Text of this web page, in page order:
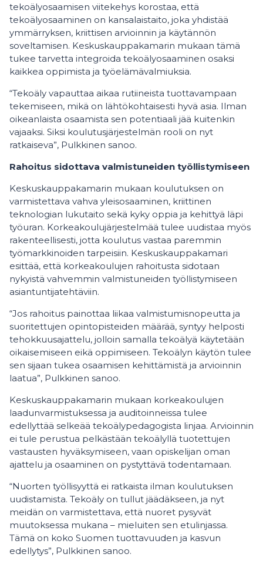
tekoälyosaamisen viitekehys korostaa, että
tekoälyosaaminen on kansalaistaito, joka yhdistää
ymmärryksen, kriittisen arvioinnin ja käytännön
soveltamisen. Keskuskauppakamarin mukaan tämä
tukee tarvetta integroida tekoälyosaaminen osaksi
kaikkea oppimista ja työelämävalmiuksia.
“Tekoäly vapauttaa aikaa rutiineista tuottavampaan
tekemiseen, mikä on lähtökohtaisesti hyvä asia. Ilman
oikeanlaista osaamista sen potentiaali jää kuitenkin
vajaaksi. Siksi koulutusjärjestelmän rooli on nyt
ratkaiseva”, Pulkkinen sanoo.
Rahoitus sidottava valmistuneiden työllistymiseen
Keskuskauppakamarin mukaan koulutuksen on
varmistettava vahva yleisosaaminen, kriittinen
teknologian lukutaito sekä kyky oppia ja kehittyä läpi
työuran. Korkeakoulujärjestelmää tulee uudistaa myös
rakenteellisesti, jotta koulutus vastaa paremmin
työmarkkinoiden tarpeisiin. Keskuskauppakamari
esittää, että korkeakoulujen rahoitusta sidotaan
nykyistä vahvemmin valmistuneiden työllistymiseen
asiantuntijatehtäviin.
“Jos rahoitus painottaa liikaa valmistumisnopeutta ja
suoritettujen opintopisteiden määrää, syntyy helposti
tehokkuusajattelu, jolloin samalla tekoälyä käytetään
oikaisemiseen eikä oppimiseen. Tekoälyn käytön tulee
sen sijaan tukea osaamisen kehittämistä ja arvioinnin
laatua”, Pulkkinen sanoo.
Keskuskauppakamarin mukaan korkeakoulujen
laadunvarmistuksessa ja auditoinneissa tulee
edellyttää selkeää tekoälypedagogista linjaa. Arvioinnin
ei tule perustua pelkästään tekoälyllä tuotettujen
vastausten hyväksymiseen, vaan opiskelijan oman
ajattelu ja osaaminen on pystyttävä todentamaan.
“Nuorten työllisyyttä ei ratkaista ilman koulutuksen
uudistamista. Tekoäly on tullut jäädäkseen, ja nyt
meidän on varmistettava, että nuoret pysyvät
muutoksessa mukana – mieluiten sen etulinjassa.
Tämä on koko Suomen tuottavuuden ja kasvun
edellytys”, Pulkkinen sanoo.